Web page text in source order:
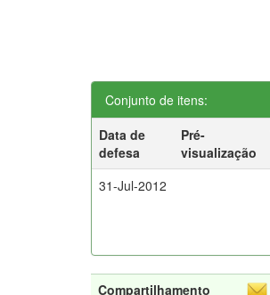
Conjunto de itens:
Data de
defesa
Pré-
visualização
31-Jul-2012
Compartilhamento